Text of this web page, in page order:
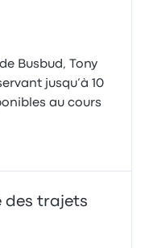
Busbud, Tony
jusqu’à 10
au cours
des trajets